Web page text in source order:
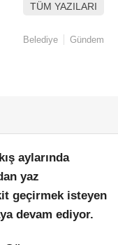
TÜM YAZILARI
Belediye Gündem
aylarında
yaz
geçirmek isteyen
devam ediyor.